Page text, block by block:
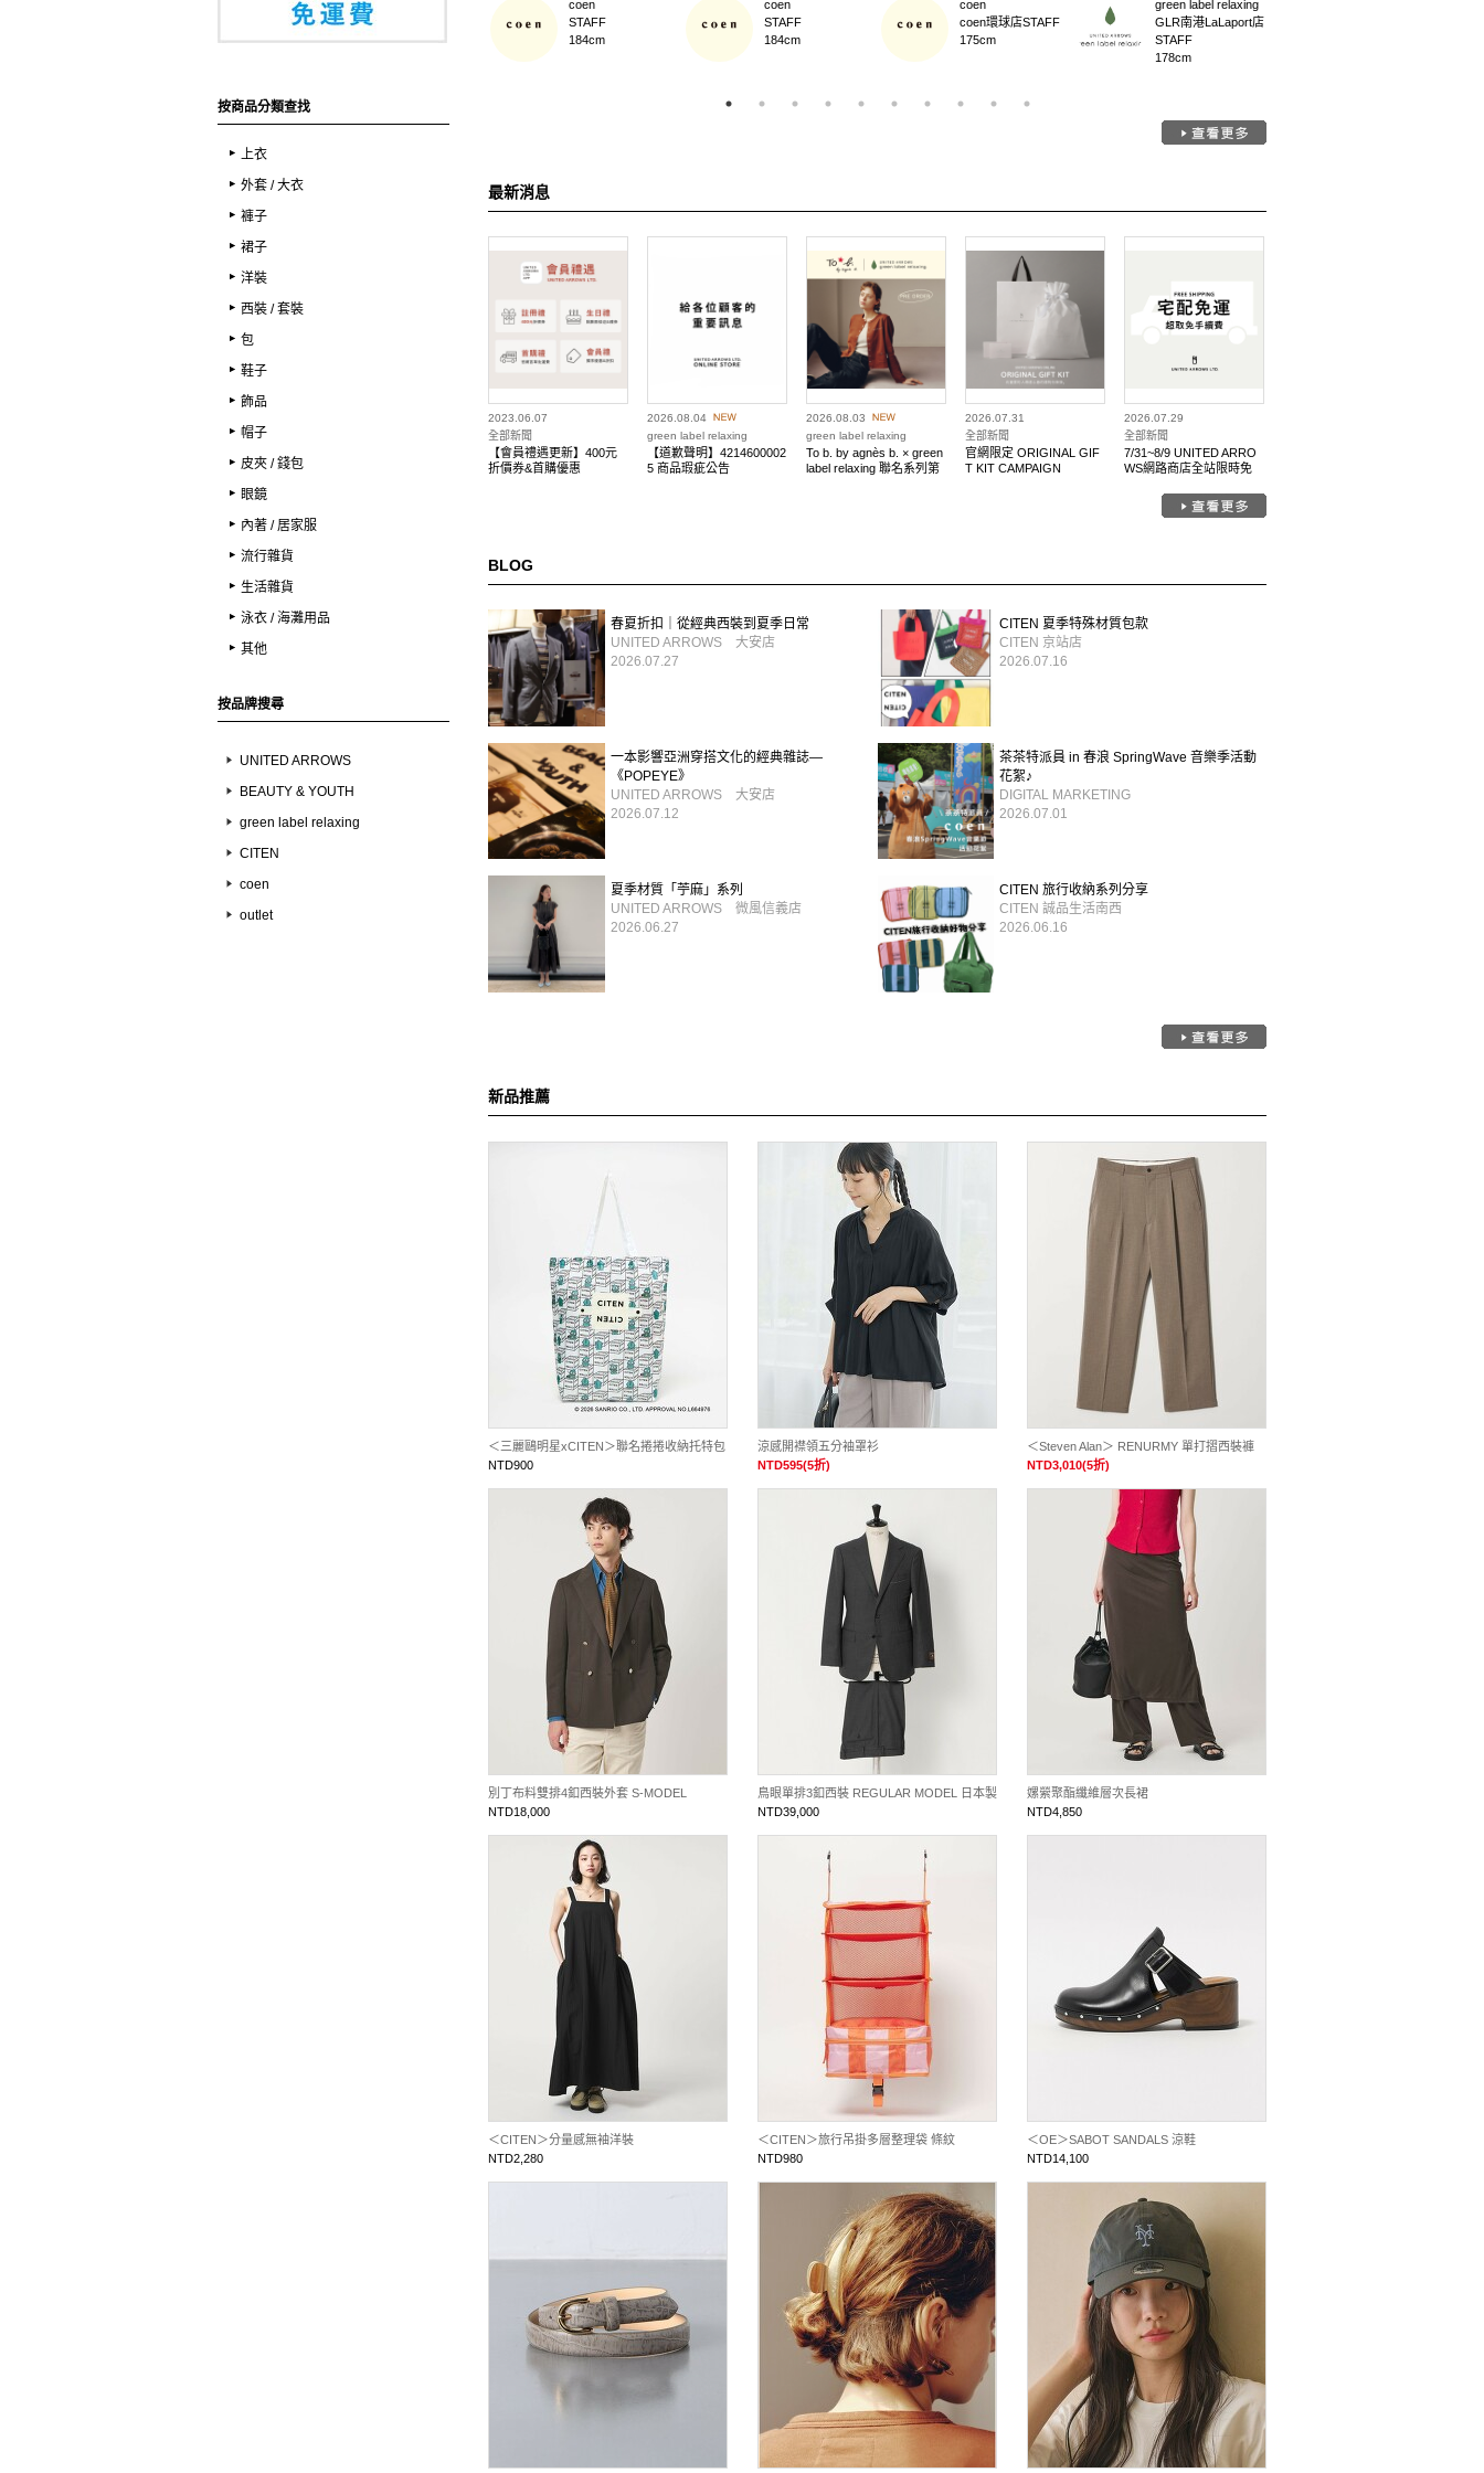
按商品分類查找
上衣
外套 / 大衣
褲子
裙子
洋裝
西裝 / 套裝
包
鞋子
飾品
帽子
皮夾 / 錢包
眼鏡
內著 / 居家服
流行雜貨
生活雜貨
泳衣 / 海灘用品
其他
按品牌搜尋
UNITED ARROWS
BEAUTY & YOUTH
green label relaxing
CITEN
coen
outlet
coen
coen南港LaLaport店
STAFF
coen
STAFF
184cm
coen
STAFF
184cm
coen
coen環球店STAFF
175cm
green label relaxing
GLR南港LaLaport店
STAFF
178cm
最新消息
2023.06.07
全部新聞
【會員禮遇更新】400元
折價券&首購優惠
2026.08.04
green label relaxing
【道歉聲明】4214600002
5 商品瑕疵公告
2026.08.03
green label relaxing
To b. by agnès b. × green
label relaxing 聯名系列第
2026.07.31
全部新聞
官網限定 ORIGINAL GIF
T KIT CAMPAIGN
2026.07.29
全部新聞
7/31~8/9 UNITED ARRO
WS網路商店全站限時免
BLOG
春夏折扣｜從經典西裝到夏季日常
UNITED ARROWS 大安店
2026.07.27
CITEN 夏季特殊材質包款
CITEN 京站店
2026.07.16
一本影響亞洲穿搭文化的經典雜誌—
《POPEYE》
UNITED ARROWS 大安店
2026.07.12
茶茶特派員 in 春浪 SpringWave 音樂季活動
花絮♪
DIGITAL MARKETING
2026.07.01
夏季材質「苧麻」系列
UNITED ARROWS 微風信義店
2026.06.27
CITEN 旅行收納系列分享
CITEN 誠品生活南西
2026.06.16
新品推薦
＜三麗鷗明星xCITEN＞聯名捲捲收納托特包
NTD900
涼感開襟領五分袖罩衫
NTD595(5折)
＜Steven Alan＞ RENURMY 單打摺西裝褲
NTD3,010(5折)
別丁布料雙排4釦西裝外套 S-MODEL
NTD18,000
鳥眼單排3釦西裝 REGULAR MODEL 日本製
NTD39,000
嫘縈聚酯纖維層次長裙
NTD4,850
＜CITEN＞分量感無袖洋裝
NTD2,280
＜CITEN＞旅行吊掛多層整理袋 條紋
NTD980
＜OE＞SABOT SANDALS 涼鞋
NTD14,100